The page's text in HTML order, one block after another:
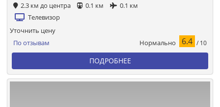
2.3 км до центра 0.1 км
0.1 км
Телевизор
По отзывам Нормально 6.4 / 10
Уточнить цену
ПОДРОБНЕЕ